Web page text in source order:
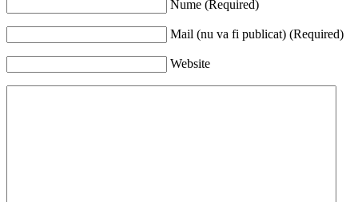
Nume (Required)
Mail (nu va fi publicat) (Required)
Website